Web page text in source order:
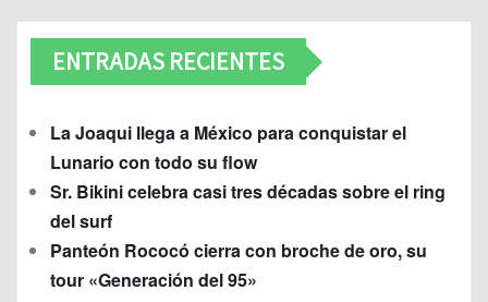
ENTRADAS RECIENTES
La Joaqui llega a México para conquistar el
Lunario con todo su flow
Sr. Bikini celebra casi tres décadas sobre el ring
del surf
Panteón Rococó cierra con broche de oro, su
tour «Generación del 95»